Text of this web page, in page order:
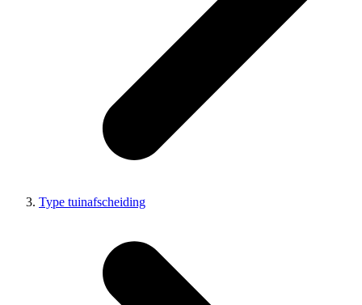
Type tuinafscheiding